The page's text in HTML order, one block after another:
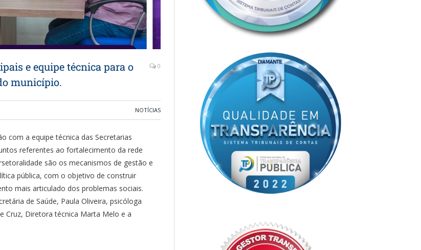
e equipe técnica para o
município.
0
NOTÍCIAS
com a equipe técnica das Secretarias
referentes ao fortalecimento da rede
são os mecanismos de gestão e
pública, com o objetivo de construir
mais articulado dos problemas sociais.
de Saúde, Paula Oliveira, psicóloga
Cruz, Diretora técnica Marta Melo e a